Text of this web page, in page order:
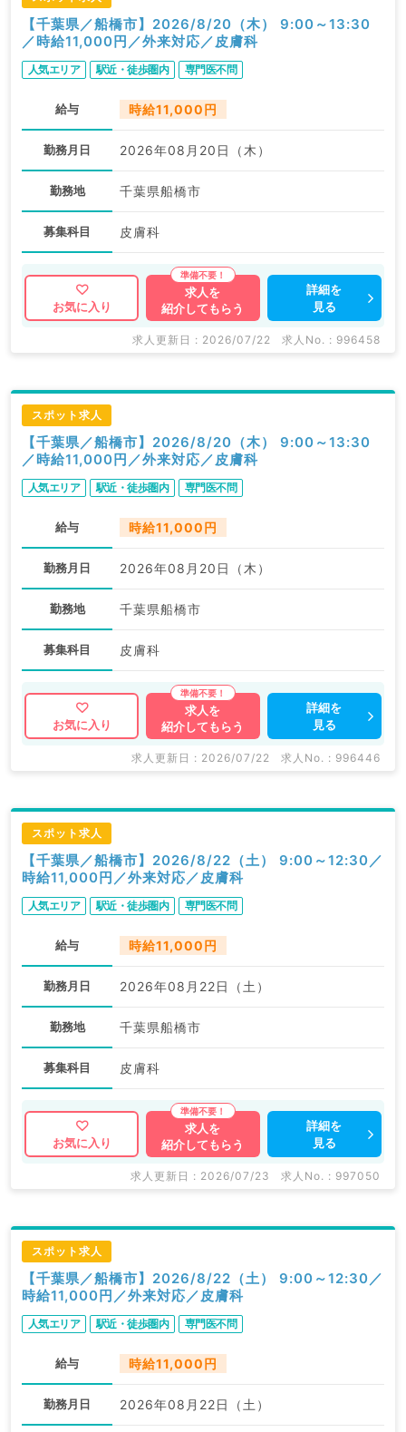
【千葉県／船橋市】2026/8/20（木） 9:00～13:30
／時給11,000円／外来対応／皮膚科
人気エリア 駅近・徒歩圏内 専門医不問
給与 時給11,000円
勤務月日 2026年08月20日（木）
勤務地 千葉県船橋市
募集科目 皮膚科
お気に入り
求人を
紹介してもらう
詳細を
見る
求人更新日 : 2026/07/22 求人No. : 996458
スポット求人
【千葉県／船橋市】2026/8/20（木） 9:00～13:30
／時給11,000円／外来対応／皮膚科
人気エリア 駅近・徒歩圏内 専門医不問
給与 時給11,000円
勤務月日 2026年08月20日（木）
勤務地 千葉県船橋市
募集科目 皮膚科
お気に入り
求人を
紹介してもらう
詳細を
見る
求人更新日 : 2026/07/22 求人No. : 996446
スポット求人
【千葉県／船橋市】2026/8/22（土） 9:00～12:30／
時給11,000円／外来対応／皮膚科
人気エリア 駅近・徒歩圏内 専門医不問
給与 時給11,000円
勤務月日 2026年08月22日（土）
勤務地 千葉県船橋市
募集科目 皮膚科
お気に入り
求人を
紹介してもらう
詳細を
見る
求人更新日 : 2026/07/23 求人No. : 997050
スポット求人
【千葉県／船橋市】2026/8/22（土） 9:00～12:30／
時給11,000円／外来対応／皮膚科
人気エリア 駅近・徒歩圏内 専門医不問
給与 時給11,000円
勤務月日 2026年08月22日（土）